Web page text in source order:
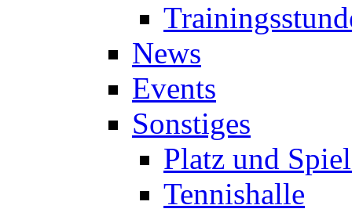
News
Events
Sonstiges
Platz und
Tennishalle